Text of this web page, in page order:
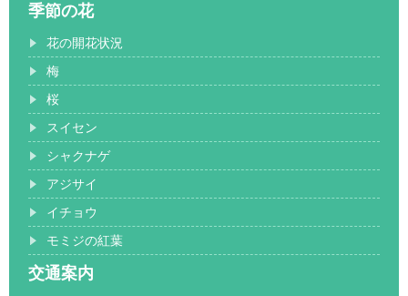
季節の花
花の開花状況
梅
桜
スイセン
シャクナゲ
アジサイ
イチョウ
モミジの紅葉
交通案内